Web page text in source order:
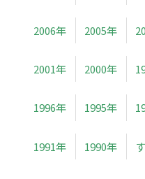
2006年 2005年
2001年 2000年
1996年 1995年
1991年 1990年